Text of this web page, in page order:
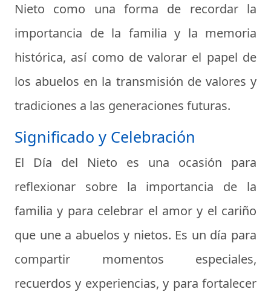
Nieto como una forma de recordar la
importancia de la familia y la memoria
histórica, así como de valorar el papel de
los abuelos en la transmisión de valores y
tradiciones a las generaciones futuras.
Significado y Celebración
El Día del Nieto es una ocasión para
reflexionar sobre la importancia de la
familia y para celebrar el amor y el cariño
que une a abuelos y nietos. Es un día para
compartir momentos especiales,
recuerdos y experiencias, y para fortalecer